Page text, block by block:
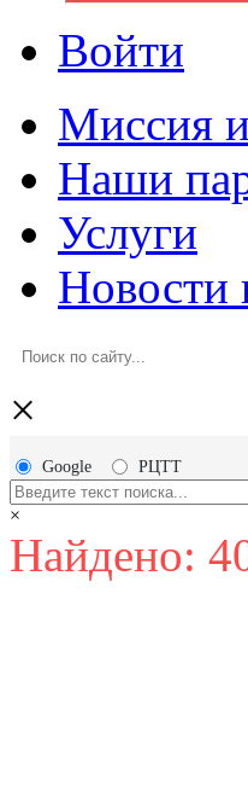
Войти
Миссия
Наши
Услуги
Новости
×
Google РЦТТ
×
Найдено: